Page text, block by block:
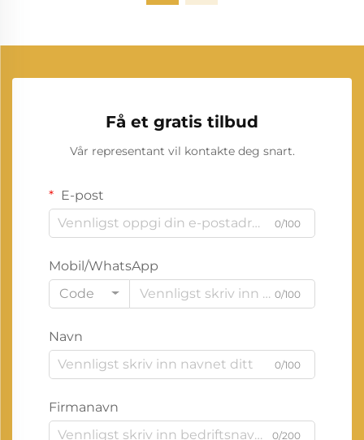
Få et gratis tilbud
Vår representant vil kontakte deg snart.
E-post
0/100
Mobil/WhatsApp
Code
0/100
Navn
0/100
Firmanavn
0/200